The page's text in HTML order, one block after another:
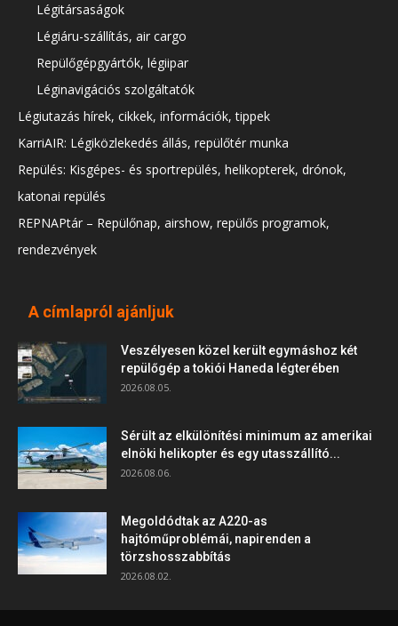
Légitársaságok
Légiáru-szállítás, air cargo
Repülőgépgyártók, légiipar
Léginavigációs szolgáltatók
Légiutazás hírek, cikkek, információk, tippek
KarriAIR: Légiközlekedés állás, repülőtér munka
Repülés: Kisgépes- és sportrepülés, helikopterek, drónok,
katonai repülés
REPNAPtár – Repülőnap, airshow, repülős programok,
rendezvények
A címlapról ajánljuk
Veszélyesen közel került egymáshoz két
repülőgép a tokiói Haneda légterében
2026.08.05.
Sérült az elkülönítési minimum az amerikai
elnöki helikopter és egy utasszállító...
2026.08.06.
Megoldódtak az A220-as
hajtóműproblémái, napirenden a
törzshosszabbítás
2026.08.02.